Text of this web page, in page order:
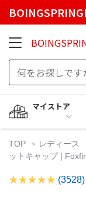
マイストア
TOP レディース
ットキャップ |
(3528)